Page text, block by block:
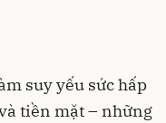
suy yếu sức hấp
tiền mặt – những